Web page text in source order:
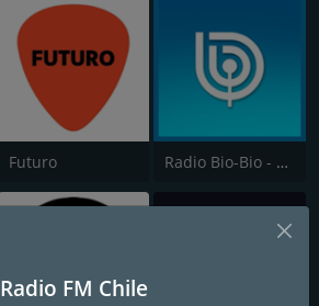
Futuro Radio Bio-Bio - Concepción
Radio FM Chile